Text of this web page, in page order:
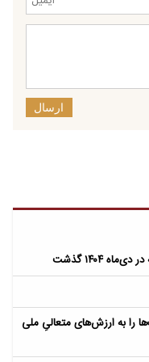
ارسال
۱۴۰۴ گذشت
را به ارزش‌های متعالیِ ملی